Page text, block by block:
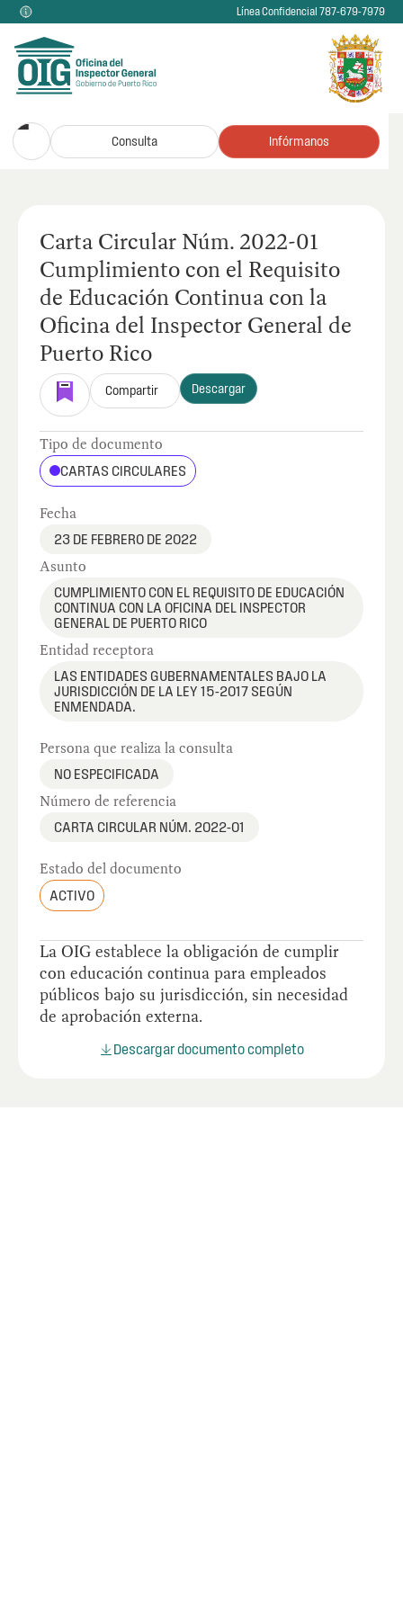
Línea Confidencial 787-679-7979
Consulta Infórmanos
Carta Circular Núm. 2022-01
Cumplimiento con el Requisito
de Educación Continua con la
Oficina del Inspector General de
Puerto Rico
Compartir Descargar
Tipo de documento
CARTAS CIRCULARES
Fecha
23 DE FEBRERO DE 2022
Asunto
CUMPLIMIENTO CON EL REQUISITO DE EDUCACIÓN
CONTINUA CON LA OFICINA DEL INSPECTOR
GENERAL DE PUERTO RICO
Entidad receptora
LAS ENTIDADES GUBERNAMENTALES BAJO LA
JURISDICCIÓN DE LA LEY 15-2017 SEGÚN
ENMENDADA.
Persona que realiza la consulta
NO ESPECIFICADA
Número de referencia
CARTA CIRCULAR NÚM. 2022-01
Estado del documento
ACTIVO
La OIG establece la obligación de cumplir
con educación continua para empleados
públicos bajo su jurisdicción, sin necesidad
de aprobación externa.
Descargar documento completo